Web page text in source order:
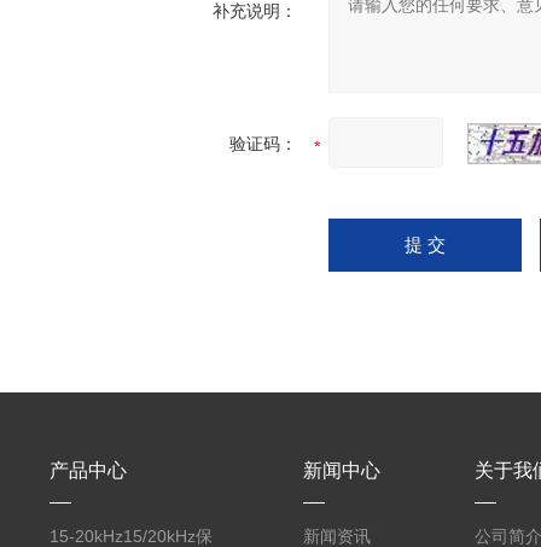
补充说明：
验证码：
产品中心
15-20kHz15/20kHz保
新闻中心
新闻资讯
关于我
公司简介